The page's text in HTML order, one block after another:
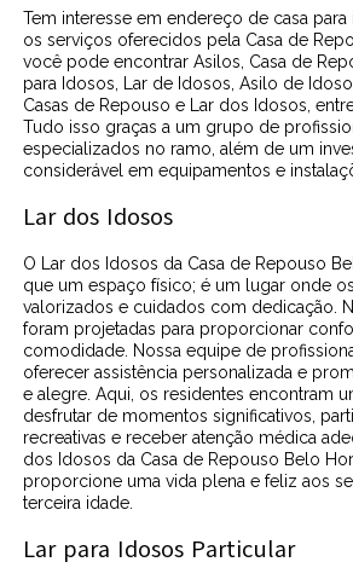
Tem interesse em endereço de casa para
os serviços oferecidos pela Casa de
você pode encontrar Asilos, Casa de
para Idosos, Lar de Idosos, Asilo de
Casas de Repouso e Lar dos Idosos,
Tudo isso graças a um grupo de
especializados no ramo, além de um
considerável em equipamentos e
Lar dos Idosos
O Lar dos Idosos da Casa de Repouso
que um espaço físico; é um lugar onde
valorizados e cuidados com dedicação.
foram projetadas para proporcionar
comodidade. Nossa equipe de
oferecer assistência personalizada e
e alegre. Aqui, os residentes encontram
desfrutar de momentos significativos,
recreativas e receber atenção médica
dos Idosos da Casa de Repouso Belo
proporcione uma vida plena e feliz aos
terceira idade.
Lar para Idosos Particular